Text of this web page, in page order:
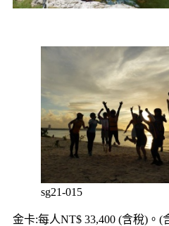
sg21-015
金卡:每人NT$ 33,400 (含稅)。(